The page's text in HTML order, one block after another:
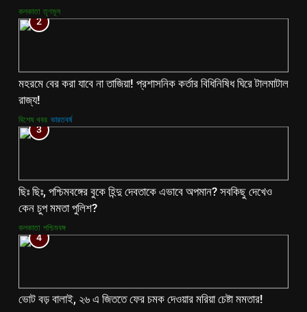
কলকাতা তৃণমূল
2
মহরমে বের করা যাবে না তাজিয়া! প্রশাসনিক কর্তার বিধিনিষিধ ঘিরে টালমাটাল
রাজ্য!
বিশেষ খবর ভারতবর্ষ
3
ছিঃ ছিঃ, পশ্চিমবঙ্গের বুকে হিন্দু দেবতাকে এভাবে অপমান? সবকিছু দেখেও
কেন চুপ মমতা পুলিশ?
কলকাতা পশ্চিমবঙ্গ
4
ভোট বড় বালাই, ২৬ এ জিততে ফের চমক দেওয়ার মরিয়া চেষ্টা মমতার!